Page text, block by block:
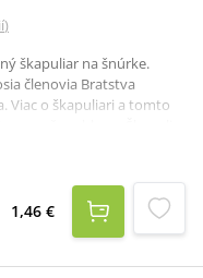
)
škapuliar na šnúrke.
členovia Bratstva
Viac o škapuliari a tomto
na našom blogu: Škapuliar
1,46 €